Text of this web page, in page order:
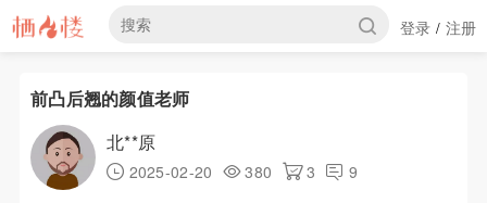
登录 / 注册
前凸后翘的颜值老师
北**原
2025-02-20 380 3 9